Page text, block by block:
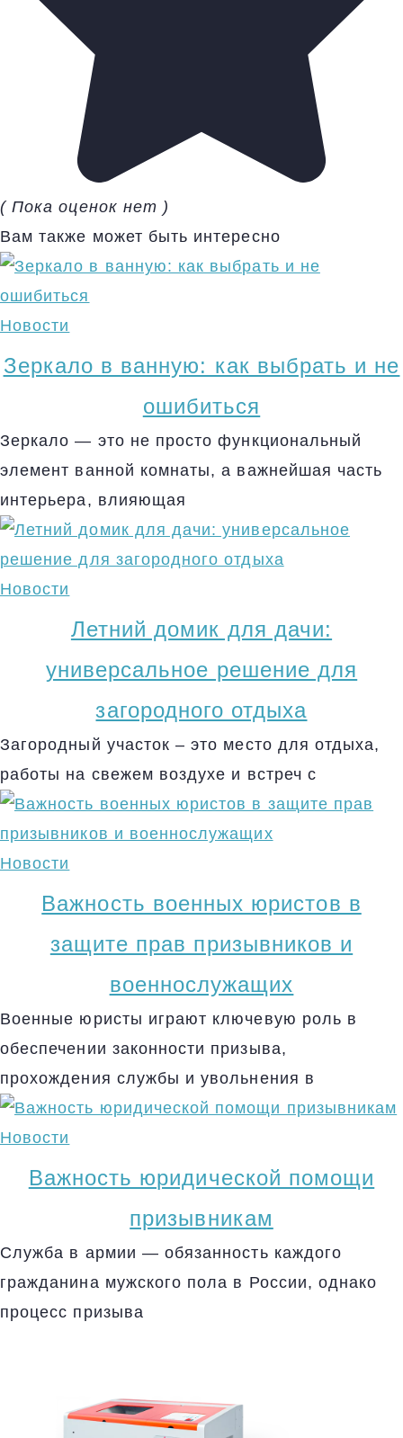
( Пока оценок нет )
Вам также может быть интересно
Новости
Зеркало в ванную: как выбрать и не
ошибиться
Зеркало — это не просто функциональный
элемент ванной комнаты, а важнейшая часть
интерьера, влияющая
Новости
Летний домик для дачи:
универсальное решение для
загородного отдыха
Загородный участок – это место для отдыха,
работы на свежем воздухе и встреч с
Новости
Важность военных юристов в
защите прав призывников и
военнослужащих
Военные юристы играют ключевую роль в
обеспечении законности призыва,
прохождения службы и увольнения в
Новости
Важность юридической помощи
призывникам
Служба в армии — обязанность каждого
гражданина мужского пола в России, однако
процесс призыва